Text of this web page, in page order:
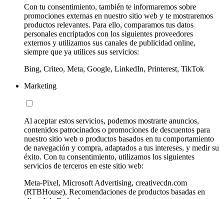
Con tu consentimiento, también te informaremos sobre
promociones externas en nuestro sitio web y te mostraremos
productos relevantes. Para ello, comparamos tus datos
personales encriptados con los siguientes proveedores
externos y utilizamos sus canales de publicidad online,
siempre que ya utilices sus servicios:
Bing, Criteo, Meta, Google, LinkedIn, Printerest, TikTok
Marketing
Al aceptar estos servicios, podemos mostrarte anuncios,
contenidos patrocinados o promociones de descuentos para
nuestro sitio web o productos basados en tu comportamiento
de navegación y compra, adaptados a tus intereses, y medir su
éxito. Con tu consentimiento, utilizamos los siguientes
servicios de terceros en este sitio web:
Meta-Pixel, Microsoft Advertising, creativecdn.com
(RTBHouse), Recomendaciones de productos basadas en